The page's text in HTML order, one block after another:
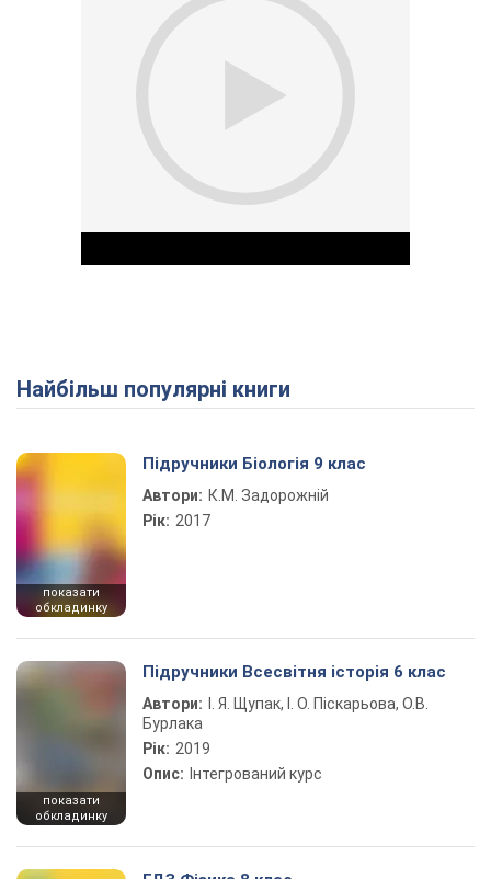
Play Video
Найбільш популярні книги
показати
обкладинку
Підручники Біологія 9 клас
Автори: К.М. Задорожній
Рік: 2017
показати
обкладинку
Підручники Всесвітня історія 6 клас
Автори:
І. Я. Щупак, І. О. Піскарьова, О.В.
Бурлака
Рік: 2019
Опис: Інтегрований курс